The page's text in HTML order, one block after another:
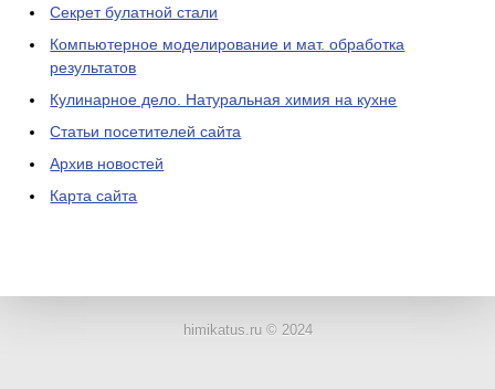
Секрет булатной стали
Компьютерное моделирование и мат. обработка
результатов
Кулинарное дело. Натуральная химия на кухне
Статьи посетителей сайта
Архив новостей
Карта сайта
himikatus.ru © 2024